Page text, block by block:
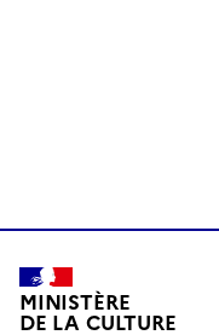
MINISTÈRE
DE LA CULTURE